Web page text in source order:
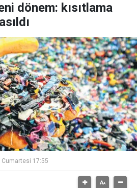
dönem: kısıtlama
17:55